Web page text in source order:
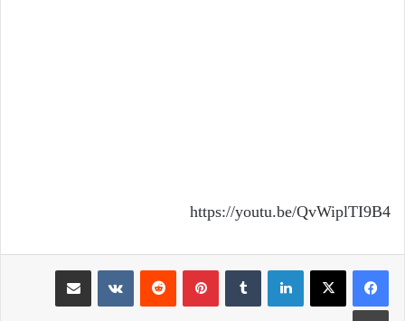
https://youtu.be/QvWiplTI9B4
لينكدإن بينتيريست
مشاركة عبر البريد
طباعة